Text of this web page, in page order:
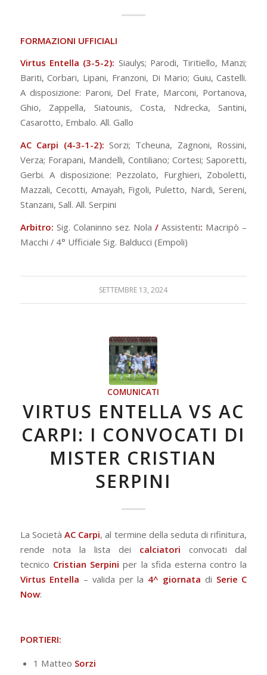
FORMAZIONI UFFICIALI
Virtus Entella (3-5-2): Siaulys; Parodi, Tiritiello, Manzi;
Bariti, Corbari, Lipani, Franzoni, Di Mario; Guiu, Castelli.
A disposizione: Paroni, Del Frate, Marconi, Portanova,
Ghio, Zappella, Siatounis, Costa, Ndrecka, Santini,
Casarotto, Embalo. All. Gallo
AC Carpi (4-3-1-2): Sorzi; Tcheuna, Zagnoni, Rossini,
Verza; Forapani, Mandelli, Contiliano; Cortesi; Saporetti,
Gerbi. A disposizione: Pezzolato, Furghieri, Zoboletti,
Mazzali, Cecotti, Amayah, Figoli, Puletto, Nardi, Sereni,
Stanzani, Sall. All. Serpini
Arbitro: Sig. Colaninno sez. Nola/Assistenti: Macripò –
Macchi / 4° Ufficiale Sig. Balducci (Empoli)
SETTEMBRE 13, 2024
COMUNICATI
VIRTUS ENTELLA VS AC
CARPI: I CONVOCATI DI
MISTER CRISTIAN
SERPINI
La Società AC Carpi, al termine della seduta di rifinitura,
rende nota la lista dei calciatori convocati dal
tecnico Cristian Serpini per la sfida esterna contro la
Virtus Entella – valida per la 4^ giornata di Serie C
Now:
PORTIERI:
1 Matteo Sorzi